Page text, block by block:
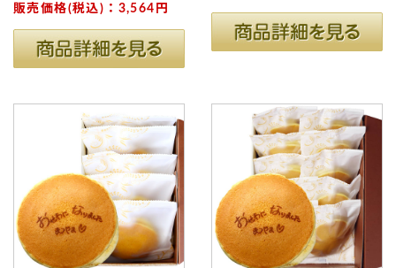
販売価格(税込)：3,564円